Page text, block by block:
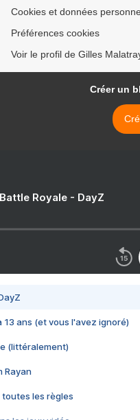
Cookies et données
Préférences cookies
Voir le profil de Gilles
Créer un
Royale - DayZ
13 ans (et vous l'avez ignoré)
(littéralement)
Rayan
toutes les règles